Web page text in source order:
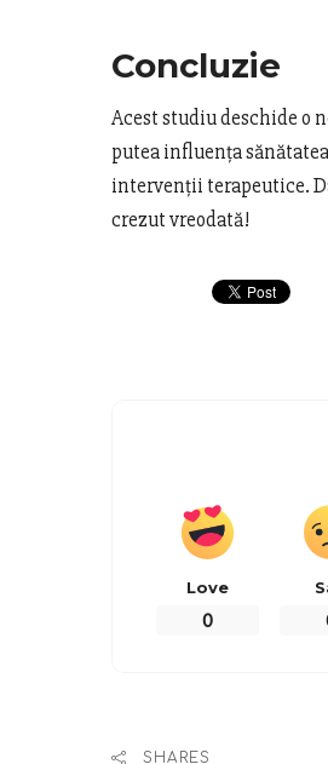
Concluzie
Acest studiu deschide o
putea influența
intervenții terapeutice.
crezut vreodată!
Love
0
SHARES